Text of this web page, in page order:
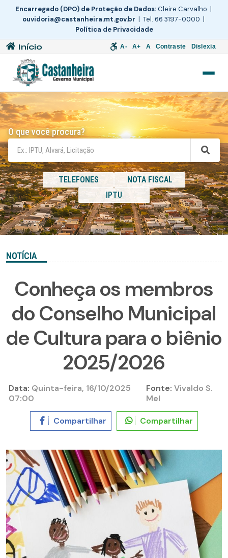
Encarregado (DPO) de Proteção de Dados:Cleire Carvalho |
ouvidoria@castanheira.mt.gov.br | Tel. 66 3197-0000 |
Política de Privacidade
Início A- A+ A Contraste Dislexia
O que você procura?
TELEFONES
NOTA FISCAL
IPTU
NOTÍCIA
Conheça os membros
do Conselho Municipal
de Cultura para o biênio
2025/2026
Data: Quinta-feira, 16/10/2025
07:00
Fonte: Vivaldo S.
Mel
Compartilhar Compartilhar